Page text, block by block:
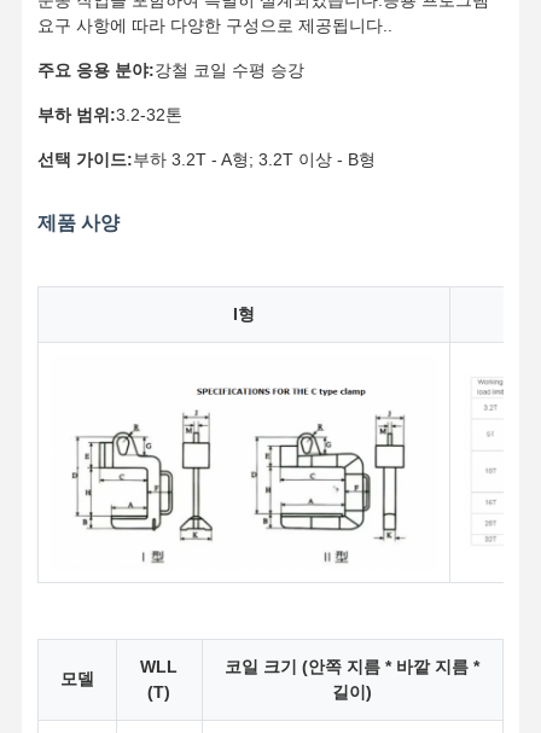
리프팅 장치
크레인 용품
요구 사항에 따라 다양한 구성으로 제공됩니다..
주요 응용 분야:강철 코일 수평 승강
부하 범위:3.2-32톤
선택 가이드:부하 3.2T - A형; 3.2T 이상 - B형
제품 사양
I형
모델
WLL
(T)
코일 크기 (안쪽 지름 * 바깥 지름 *
길이)